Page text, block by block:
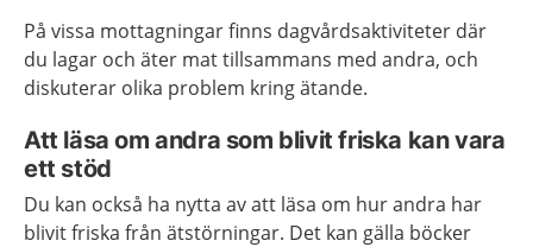
På vissa mottagningar finns dagvårdsaktiviteter där
du lagar och äter mat tillsammans med andra, och
diskuterar olika problem kring ätande.
Att läsa om andra som blivit friska kan vara
ett stöd
Du kan också ha nytta av att läsa om hur andra har
blivit friska från ätstörningar. Det kan gälla böcker